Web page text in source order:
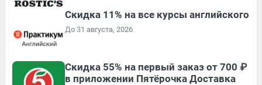
Скидка 11% на все курсы английского
До 31 августа, 2026
Скидка 55% на первый заказ от 700 ₽
в приложении Пятёрочка Доставка